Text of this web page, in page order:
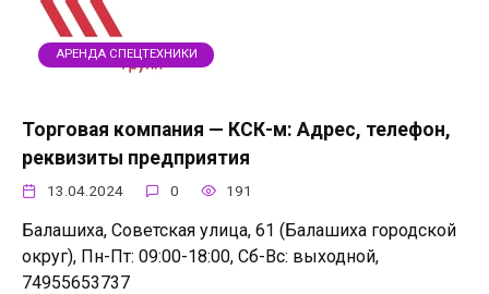
АРЕНДА СПЕЦТЕХНИКИ
Торговая компания — КСК-м: Адрес, телефон,
реквизиты предприятия
13.04.2024 0 191
Балашиха, Советская улица, 61 (Балашиха городской
округ), Пн-Пт: 09:00-18:00, Сб-Вс: выходной,
74955653737